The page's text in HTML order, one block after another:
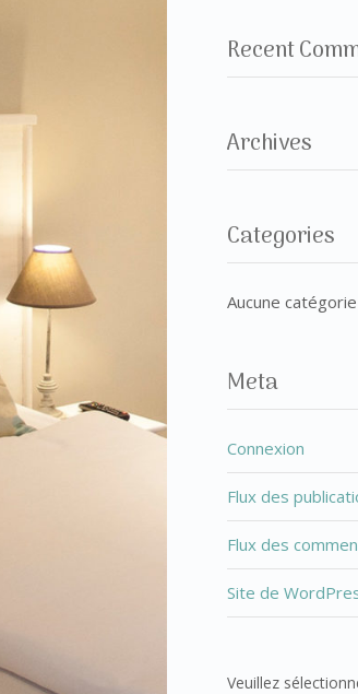
Recent
Archives
Categories
Aucune catégorie
Meta
Connexion
Flux des
Flux des
Site de
Veuillez